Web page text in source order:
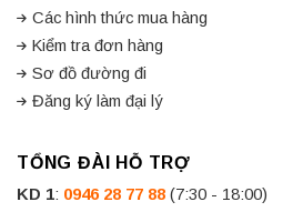
Các hình thức mua hàng
Kiểm tra đơn hàng
Sơ đồ đường đi
Đăng ký làm đại lý
TỔNG ĐÀI HỖ TRỢ
KD 1: 0946 28 77 88 (7:30 - 18:00)